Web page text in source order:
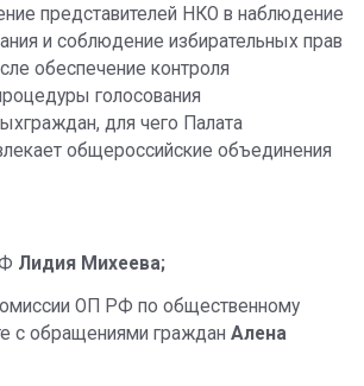
представителей НКО в наблюдение
и соблюдение избирательных прав
обеспечение контроля
голосования
для чего Палата
общероссийские объединения
Лидия Михеева;
ОП РФ по общественному
с обращениями граждан Алена